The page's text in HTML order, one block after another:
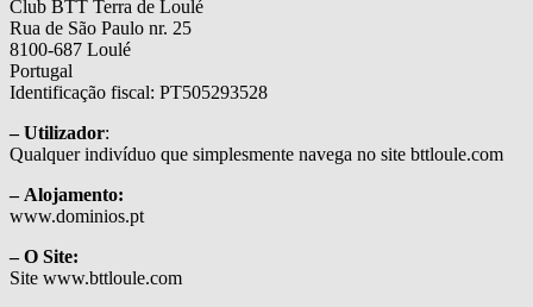
Club BTT Terra de Loulé
Rua de São Paulo nr. 25
8100-687 Loulé
Portugal
Identificação fiscal: PT505293528
– Utilizador:
Qualquer indivíduo que simplesmente navega no site bttloule.com
– Alojamento:
www.dominios.pt
– O Site:
Site www.bttloule.com